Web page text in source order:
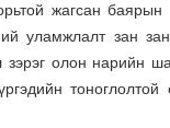
жагсан
уламжлалт зан
зэрэг олон нарийн
тоноглолтой